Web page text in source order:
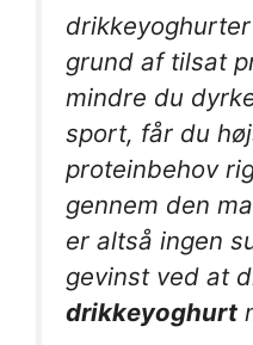
grund af tilsat
mindre du
sport, får du
proteinbehov
gennem den
er altså ingen
gevinst ved at
drikkeyoghurt